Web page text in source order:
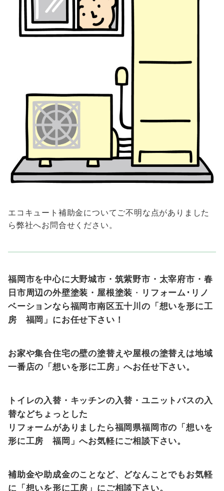
エコキュート補助金についてご不明な点がありました
ら弊社へお問合せください。
福岡市を中心に大野城市・筑紫野市・太宰府市・春
日市周辺の外壁塗装・屋根塗装 ・ リフォーム･リノ
ベーションなら福岡市南区五十川の「想いを形に工
房 福岡」にお任せ下さい！
お家や集合住宅の壁の塗替えや屋根の塗替えは地域
一番店の「想いを形に工房」へお任せ下さい。
トイレの入替・キッチンの入替・ユニットバスの入
替などちょっとした
リフォームがありましたら福岡県福岡市の「想いを
形に工房 福岡」へお気軽にご相談下さい。
補助金や助成金のことなど、どなんことでもお気軽
に「想いを形に工房」にご相談下さい。